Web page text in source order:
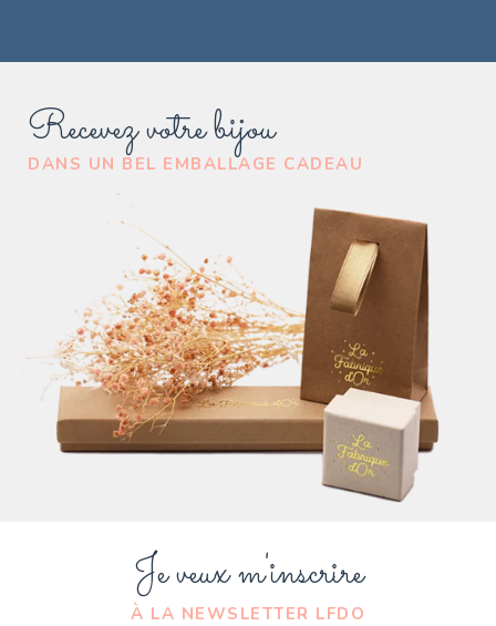
Recevez votre bijou
DANS UN BEL EMBALLAGE CADEAU
Je veux m'inscrire
À LA NEWSLETTER LFDO